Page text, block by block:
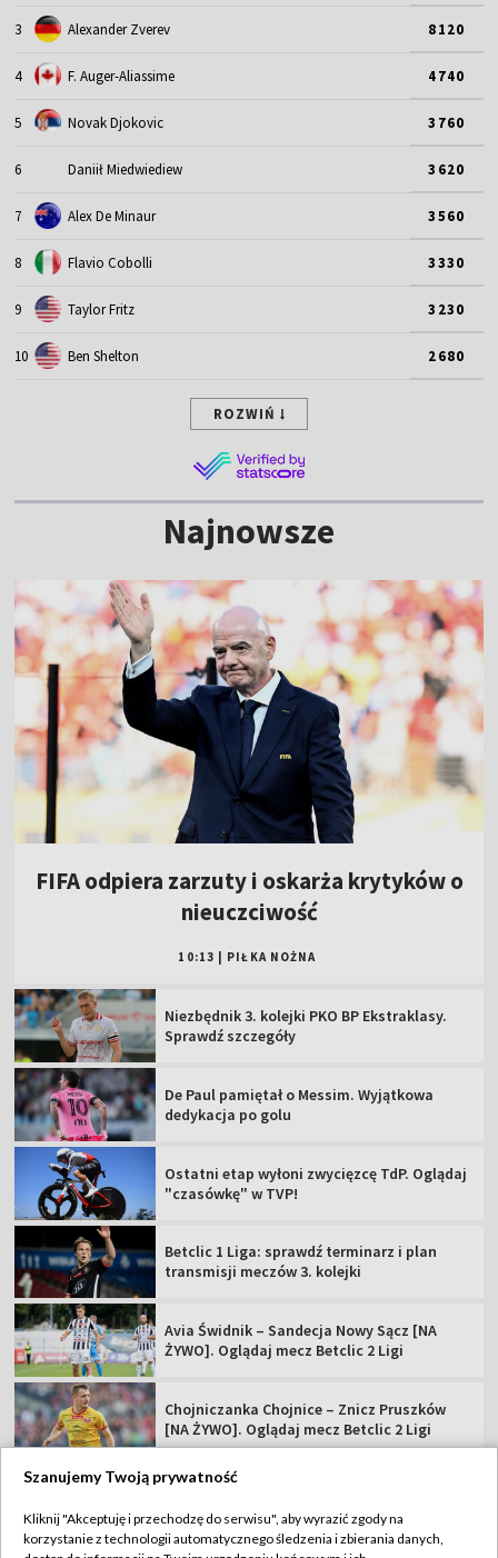
3 Alexander Zverev 8120
4 F. Auger-Aliassime 4740
5 Novak Djokovic 3760
6 Daniił Miedwiediew 3620
7 Alex De Minaur 3560
8 Flavio Cobolli 3330
9 Taylor Fritz 3230
10 Ben Shelton 2680
ROZWIŃ
Najnowsze
FIFA odpiera zarzuty i oskarża krytyków o
nieuczciwość
10:13 PIŁKA NOŻNA
Niezbędnik 3. kolejki PKO BP Ekstraklasy.
Sprawdź szczegóły
De Paul pamiętał o Messim. Wyjątkowa
dedykacja po golu
Ostatni etap wyłoni zwycięzcę TdP. Oglądaj
"czasówkę" w TVP!
Betclic 1 Liga: sprawdź terminarz i plan
transmisji meczów 3. kolejki
Avia Świdnik – Sandecja Nowy Sącz [NA
ŻYWO]. Oglądaj mecz Betclic 2 Ligi
Chojniczanka Chojnice – Znicz Pruszków
[NA ŻYWO]. Oglądaj mecz Betclic 2 Ligi
TVP
Szanujemy Twoją prywatność
Kliknij "Akceptuję i przechodzę do serwisu", aby wyrazić zgody na
korzystanie z technologii automatycznego śledzenia i zbierania danych,